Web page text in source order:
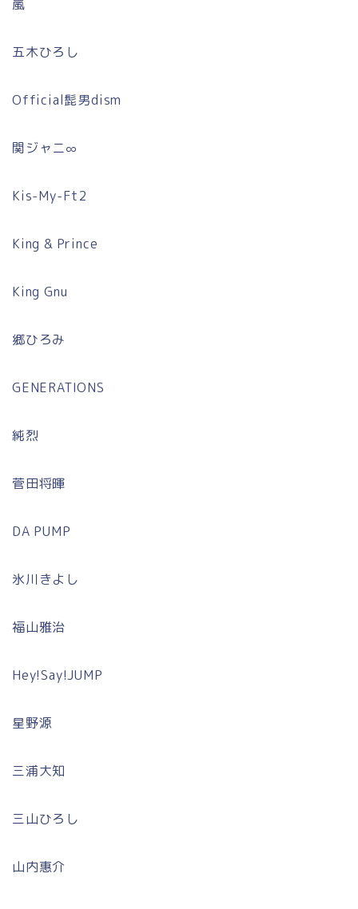
嵐
五木ひろし
Official髭男dism
関ジャニ∞
Kis-My-Ft2
King & Prince
King Gnu
郷ひろみ
GENERATIONS
純烈
菅田将暉
DA PUMP
氷川きよし
福山雅治
Hey!Say!JUMP
星野源
三浦大知
三山ひろし
山内惠介